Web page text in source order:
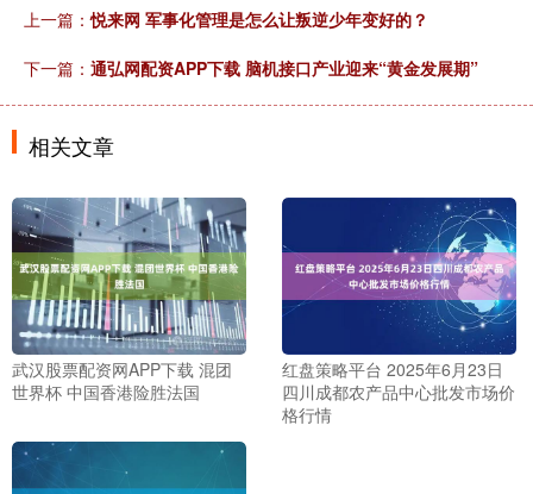
上一篇：悦来网 军事化管理是怎么让叛逆少年变好的？
下一篇： 通弘网配资APP下载 脑机接口产业迎来“黄金发展期”
相关文章
武汉股票配资网APP下载 混团
世界杯 中国香港险胜法国
红盘策略平台 2025年6月23日
四川成都农产品中心批发市场价
格行情